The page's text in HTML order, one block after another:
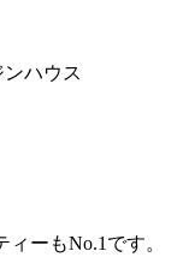
ンハウス
ィーもNo.1 です。